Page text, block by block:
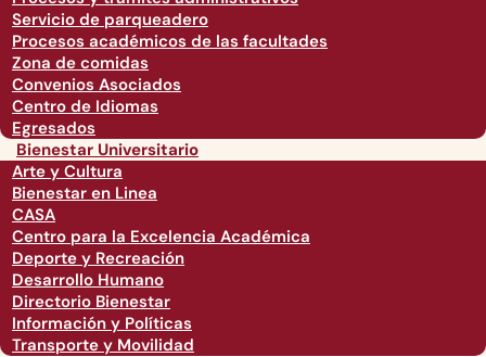
Servicio de parqueadero
Procesos académicos de las facultades
Zona de comidas
Convenios Asociados
Centro de Idiomas
Egresados
Bienestar Universitario
Arte y Cultura
Bienestar en Linea
CASA
Centro para la Excelencia Académica
Deporte y Recreación
Desarrollo Humano
Directorio Bienestar
Información y Políticas
Transporte y Movilidad